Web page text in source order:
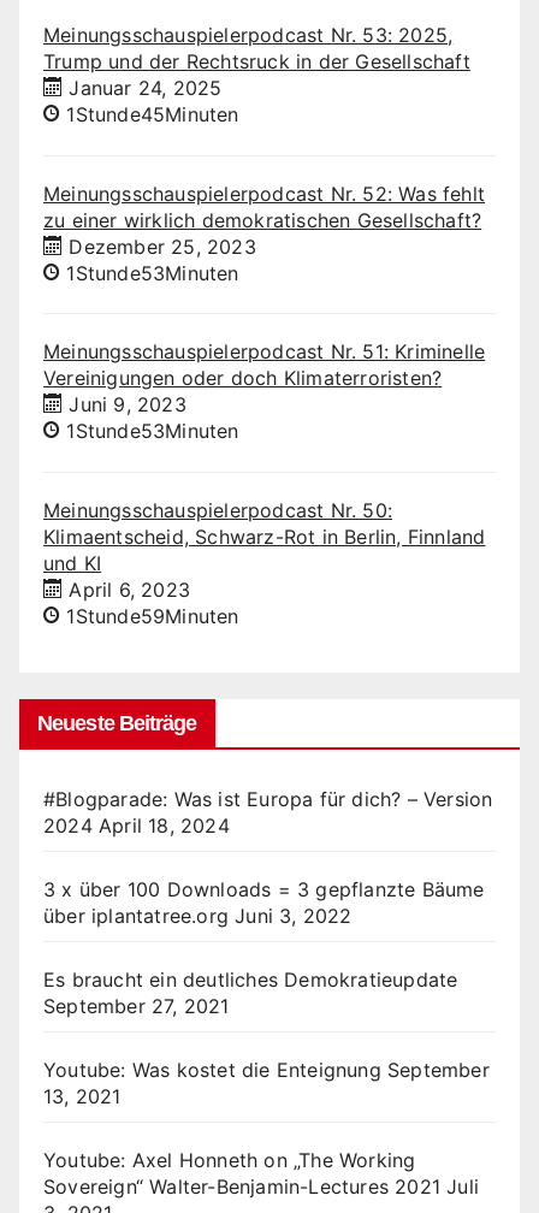
Meinungsschauspielerpodcast Nr. 53: 2025,
Trump und der Rechtsruck in der Gesellschaft
Januar 24, 2025
1Stunde45Minuten
Meinungsschauspielerpodcast Nr. 52: Was fehlt
zu einer wirklich demokratischen Gesellschaft?
Dezember 25, 2023
1Stunde53Minuten
Meinungsschauspielerpodcast Nr. 51: Kriminelle
Vereinigungen oder doch Klimaterroristen?
Juni 9, 2023
1Stunde53Minuten
Meinungsschauspielerpodcast Nr. 50:
Klimaentscheid, Schwarz-Rot in Berlin, Finnland
und KI
April 6, 2023
1Stunde59Minuten
Neueste Beiträge
#Blogparade: Was ist Europa für dich? – Version
2024 April 18, 2024
3 x über 100 Downloads = 3 gepflanzte Bäume
über iplantatree.org Juni 3, 2022
Es braucht ein deutliches Demokratieupdate
September 27, 2021
Youtube: Was kostet die Enteignung September
13, 2021
Youtube: Axel Honneth on „The Working
Sovereign“ Walter-Benjamin-Lectures 2021 Juli